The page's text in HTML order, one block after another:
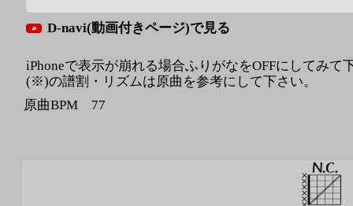
D-navi(動画付きページ)で見る
iPhoneで表示が崩れる場合ふりがなをOFFにしてみて
(※)の譜割・リズムは原曲を参考にして下さい。
原曲BPM 77